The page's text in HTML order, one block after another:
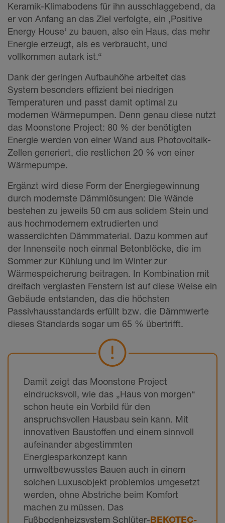
Keramik-Klimabodens für ihn ausschlaggebend, da
er von Anfang an das Ziel verfolgte, ein ‚Positive
Energy House‘ zu bauen, also ein Haus, das mehr
Energie erzeugt, als es verbraucht, und
vollkommen autark ist.“
Dank der geringen Aufbauhöhe arbeitet das
System besonders effizient bei niedrigen
Temperaturen und passt damit optimal zu
modernen Wärmepumpen. Denn genau diese nutzt
das Moonstone Project: 80 % der benötigten
Energie werden von einer Wand aus Photovoltaik-
Zellen generiert, die restlichen 20 % von einer
Wärmepumpe.
Ergänzt wird diese Form der Energiegewinnung
durch modernste Dämmlösungen: Die Wände
bestehen zu jeweils 50 cm aus solidem Stein und
aus hochmodernem extrudierten und
wasserdichten Dämmmaterial. Dazu kommen auf
der Innenseite noch einmal Betonblöcke, die im
Sommer zur Kühlung und im Winter zur
Wärmespeicherung beitragen. In Kombination mit
dreifach verglasten Fenstern ist auf diese Weise ein
Gebäude entstanden, das die höchsten
Passivhausstandards erfüllt bzw. die Dämmwerte
dieses Standards sogar um 65 % übertrifft.
Damit zeigt das Moonstone Project
eindrucksvoll, wie das „Haus von morgen“
schon heute ein Vorbild für den
anspruchsvollen Hausbau sein kann. Mit
innovativen Baustoffen und einem sinnvoll
aufeinander abgestimmten
Energiesparkonzept kann
umweltbewusstes Bauen auch in einem
solchen Luxusobjekt problemlos umgesetzt
werden, ohne Abstriche beim Komfort
machen zu müssen. Das
Fußbodenheizsystem Schlüter-BEKOTEC-